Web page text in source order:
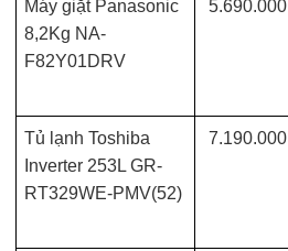
Máy giặt Panasonic
8,2Kg NA-
F82Y01DRV
5.690.000
Tủ lạnh Toshiba
Inverter 253L GR-
RT329WE-PMV(52)
7.190.000